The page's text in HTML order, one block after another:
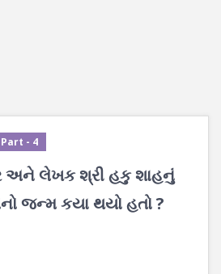
- 4
અને લેખક શ્રી હકુ શાહનું
જન્મ કયા થયો હતો ?